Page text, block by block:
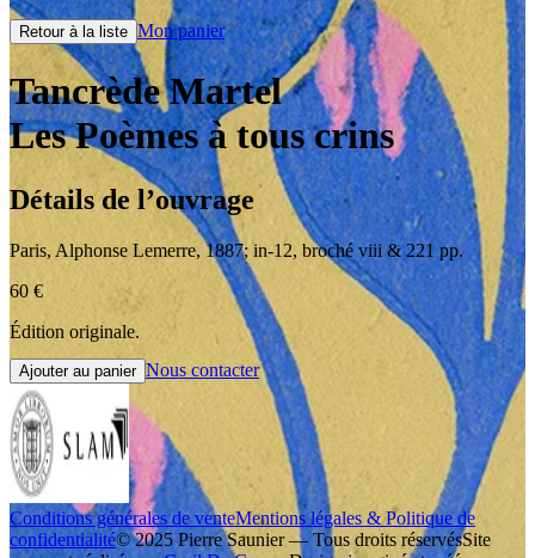
Retour à la liste Mon panier
Tancrède Martel
Les Poèmes à tous crins
Détails de l’ouvrage
Paris, Alphonse Lemerre,1887; in-12, broché viii & 221 pp.
60 €
Édition originale.
Ajouter au panier Nous contacter
Conditions générales de venteMentions légales & Politique de
confidentialité© 2025 Pierre Saunier — Tous droits réservésSite